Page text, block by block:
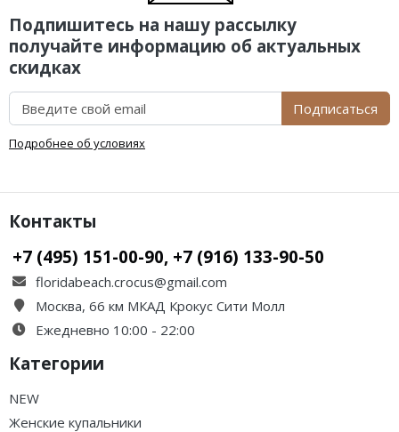
Подпишитесь на нашу рассылку
получайте информацию об актуальных
скидках
Подписаться
Подробнее об условиях
Контакты
+7 (495) 151-00-90, +7 (916) 133-90-50
floridabeach.crocus@gmail.com
Москва, 66 км МКАД Крокус Сити Молл
Ежедневно 10:00 - 22:00
Категории
NEW
Женские купальники